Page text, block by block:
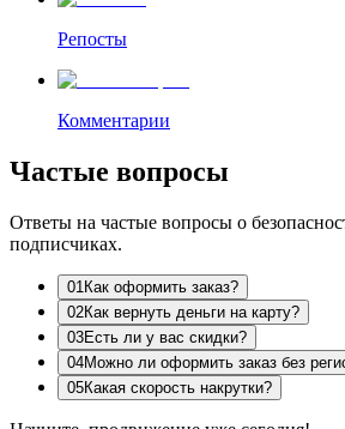
Репосты
Комментарии
Частые вопросы
Ответы на частые вопросы о
подписчиках.
01 Как оформить заказ?
02Как вернуть деньги на карту?
03Есть ли у вас скидки?
04Можно ли оформить заказ без
05Какая скорость накрутки?